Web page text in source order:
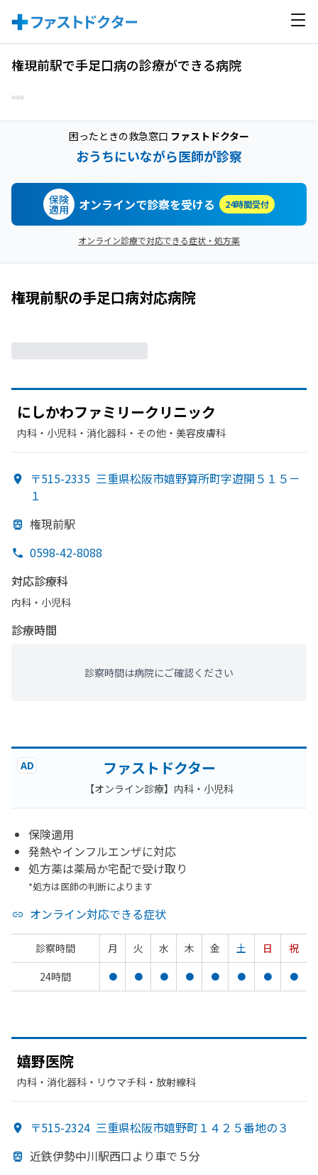
権現前駅で手足口病の診療ができる病院
困ったときの救急窓口 ファストドクター
おうちにいながら医師が診察
保険
適用 オンラインで診察を受ける 24時間受付
オンライン診療で対応できる症状・処方薬
権現前駅の手足口病対応病院
にしかわファミリークリニック
内科・​小児科・​消化器科・​その他・​美容皮膚科
〒515-2335 三重県松阪市嬉野算所町字遊開５１５－
１
権現前駅
0598-42-8088
対応診療科
内科・​小児科
診療時間
診察時間は病院にご確認ください
AD ファストドクター
【オンライン診療】内科・小児科
保険適用
発熱やインフルエンザに対応
処方薬は薬局か宅配で受け取り
*処方は医師の判断によります
オンライン対応できる症状
診察時間 月 火 水 木 金 土 日
祝
24時間
● ● ● ● ● ● ● ●
嬉野医院
内科・​消化器科・​リウマチ科・​放射線科
〒515-2324 三重県松阪市嬉野町１４２５番地の３
近鉄伊勢中川駅西口より車で ５分